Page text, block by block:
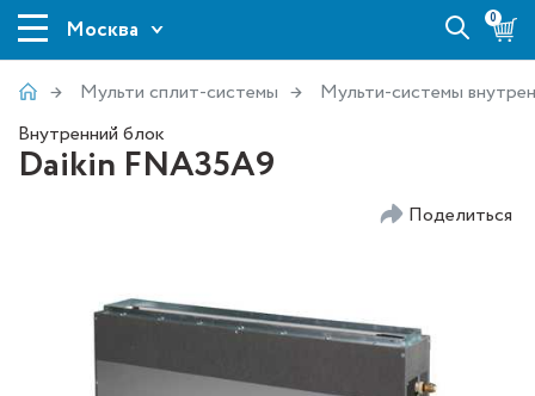
Москва 0
Мульти сплит-системы
Мульти-системы
Внутренний блок
Daikin FNA35A9
Поделиться